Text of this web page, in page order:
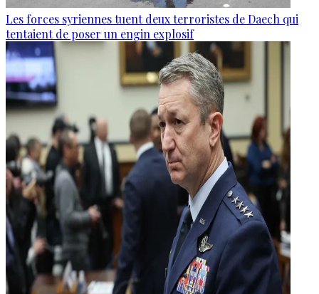
Les forces syriennes tuent deux terroristes de Daech qui
tentaient de poser un engin explosif